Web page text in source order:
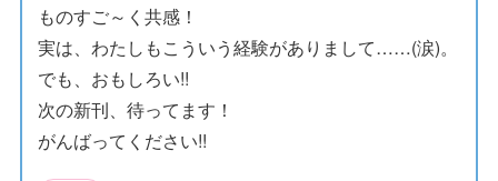
ものすご～く共感！
実は、わたしもこういう経験がありまして……(涙)。
でも、おもしろい!!
次の新刊、待ってます！
がんばってください!!